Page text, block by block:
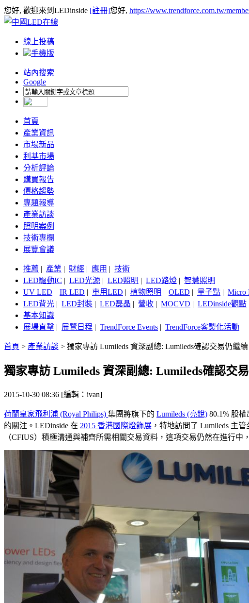
您好, 歡迎來到LEDinside [註冊]您好, https://www.trendforce.com.tw/
線上投稿
手機版
站內搜索
Google
首頁
產業資訊
市場新品
利基市場
分析評論
購買報告
價格趨勢
專題報導
產業訪談
照明案例
技術專欄
展覽會議
推薦 | 產業 | 財經 | 應用 | 技術
LED驅動IC | LED光源 | LED照明 | LED路燈 | 智慧照明
UV LED | IR LED | 車用LED | 植物照明 | OLED | 量子點 | Micro
LED背光 | LED封裝 | LED磊晶 | 營收 | MOCVD | LEDinside觀點
基本知識
展場直擊 | 展覽日程 | TrendForce Events | TrendForce客製化活動
首頁 > 產業訪談 > 獨家專訪 Lumileds 資深副總: Lumileds確認交易仍繼
獨家專訪 Lumileds 資深副總: Lumileds確認交
2015-10-30 08:36 [編輯：ivan]
荷蘭皇家飛利浦 (Royal Philips) 集團將旗下的 Lumileds (亮銳) 80.1% 股
的關注。LEDinside 在 2015 香港國際燈飾展 ，特地訪問了 Lumileds 主
（CFIUS）積極溝通與補齊所需相關交易資料，這項交易仍然在進行